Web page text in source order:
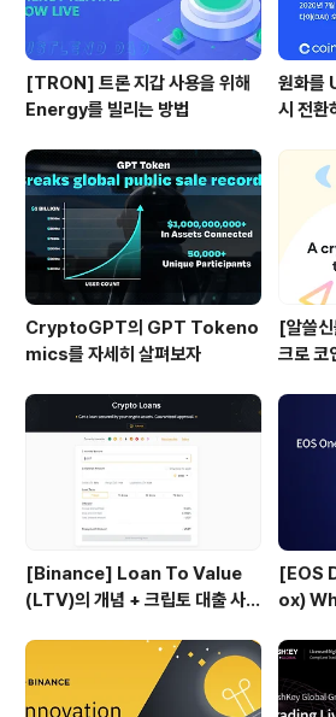
[TRON] 트론 지갑 사용을 위해
Energy를 빌리는 방법
원화를
시 전환
CryptoGPT의 GPT Tokeno
mics를 자세히 살펴보자
[알쓸
크로 코
[Binance] Loan To Value
(LTV)의 개념 + 크립토 대출 사용
[EOS
ox)